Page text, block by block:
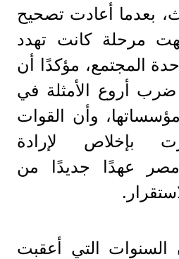
بعدما أعادت تصحيح
مرحلة كانت تهدد
المجتمع، مؤكدًا أن
أروع الأمثلة في
وأن القوات
بإخلاص لإرادة
مصر عهدًا جديدًا من
التي أعقبت